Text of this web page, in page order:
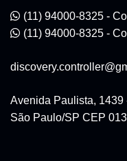
(11) 94000-8325 -
(11) 94000-8325 -
Avenida Paulista, 1439
São Paulo/SP CEP